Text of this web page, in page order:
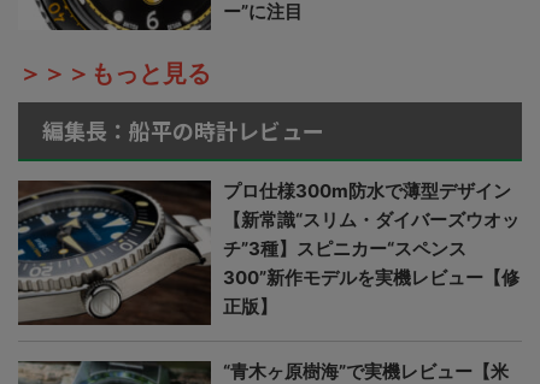
ー”に注目
＞＞＞もっと見る
編集長：船平の時計レビュー
プロ仕様300m防水で薄型デザイン
【新常識“スリム・ダイバーズウオッ
チ”3種】スピニカー“スペンス
300”新作モデルを実機レビュー【修
正版】
“青木ヶ原樹海”で実機レビュー【米